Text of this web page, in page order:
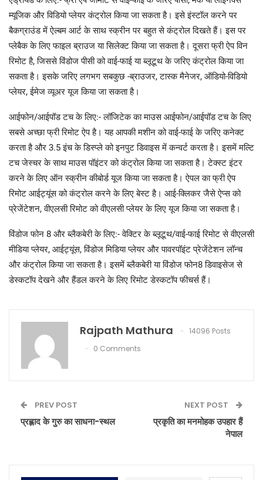
म्यूजिक और विडियो प्लेयर कंट्रोल किया जा सकता है। इसे इंस्टॉल करने पर
बैकग्राउंड में ऐल्बम आर्ट के साथ स्क्रीन पर बहुत से कंट्रोल दिखते हैं। इस पर
प्लेबैक के लिए फाइल ब्राउज या सिलेक्ट किया जा सकता है। दूसरा फ्री ऐप विन
रिमोट है, जिससे विंडोज पीसी को वाई-फाई या ब्लूटूथ के जरिए कंट्रोल किया जा
सकता है। इसके जरिए लगभग सबकुछ -ब्राउजर, टास्क मैनेजर, ऑडियो-विडियो
प्लेयर, ईमेज व्यूअर यूज किया जा सकता है।
आईफोन/आईपॉड टच के लिए:- लॉजिटेक का माउस आईफोन/आईपॉड टच के लिए
सबसे अच्छा फ्री रिमोट ऐप है। यह आपकी मशीन को वाई-फाई के जरिए कनेक्ट
करता है और 3.5 इंच के डिस्प्ले को इनपुट डिवाइस में कन्वर्ट करता है। इसमें मल्टि
टच जेस्चर के साथ माउस पॉइंटर को कंट्रोल किया जा सकता है। टेक्स्ट इंटर
करने के लिए ऑन स्क्रीन कीबोर्ड यूज किया जा सकता है। ऐपल का फ्री ऐप
रिमोट आईट्यूंस को कंट्रोल करने के लिए बेस्ट है। आई-क्लिकर जैसे ऐप्स को
प्रेजेंटेशन, वीएलसी रिमोट को वीएलसी प्लेयर के लिए यूज किया जा सकता है।
विंडोज फोन 8 और ब्लैकबेरी के लिए:- वेक्टिर के ब्लूटूथ/वाई-फाई रिमोट से वीएलसी
मीडिया प्लेयर, आईट्यूंस, विंडोज मिडिया प्लेयर और पावरपॉइंट प्रेजेंटेशन लॉन्च
और कंट्रोल किया जा सकता है। इसमें ब्लैकबेरी या विंडोज फोन8 डिवाइसेज से
डेस्कटॉप देखने और हैंडल करने के लिए रिमोट डेस्कटॉप फीचर्स हैं।
Rajpath Mathura
14096 Posts
0 Comments
PREV POST
प्रह्लाद के गुरु का साधना-स्थल
NEXT POST
प्रकृति का मनमोहक उपहार हैं
नेपाल